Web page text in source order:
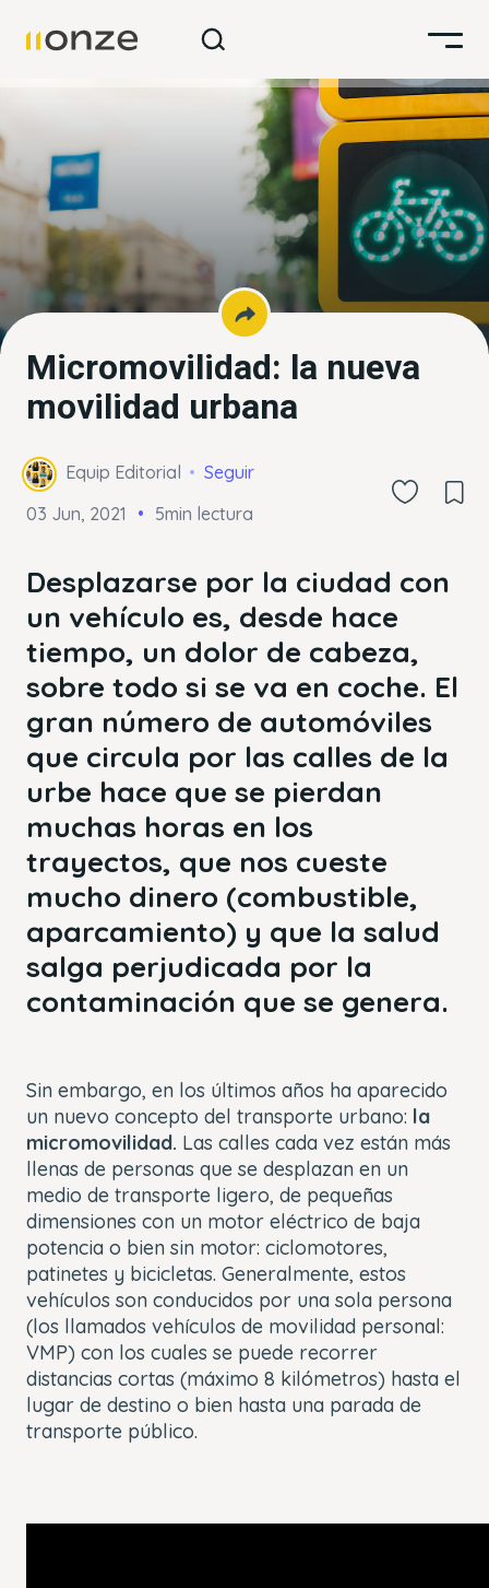
Micromovilidad: la nueva
movilidad urbana
Equip Editorial
Seguir
03 Jun, 2021
5min lectura
Desplazarse por la ciudad con
un vehículo es, desde hace
tiempo, un dolor de cabeza,
sobre todo si se va en coche. El
gran número de automóviles
que circula por las calles de la
urbe hace que se pierdan
muchas horas en los
trayectos, que nos cueste
mucho dinero (combustible,
aparcamiento) y que la salud
salga perjudicada por la
contaminación que se genera.
Sin embargo, en los últimos años ha aparecido
un nuevo concepto del transporte urbano: la
micromovilidad. Las calles cada vez están más
llenas de personas que se desplazan en un
medio de transporte ligero, de pequeñas
dimensiones con un motor eléctrico de baja
potencia o bien sin motor: ciclomotores,
patinetes y bicicletas. Generalmente, estos
vehículos son conducidos por una sola persona
(los llamados vehículos de movilidad personal:
VMP) con los cuales se puede recorrer
distancias cortas (máximo 8 kilómetros) hasta el
lugar de destino o bien hasta una parada de
transporte público.